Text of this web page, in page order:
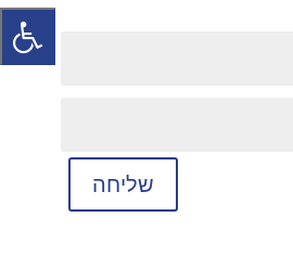
שליחה